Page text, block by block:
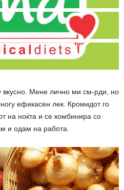
вкусно. Мене лично ми см-рди, но
ефикасен лек. Кромидот го
на ноќта и се комбинира со
и одам на работа.